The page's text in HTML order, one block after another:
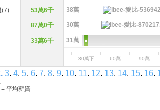
(7) 53萬6千 38萬
87萬0千 30萬
33萬6千 31萬
30萬下 60萬 90萬
. 3. 4. 5. 6. 7. 8. 9. 10. 11. 12. 13. 14. 15. 16.
= 平均薪資